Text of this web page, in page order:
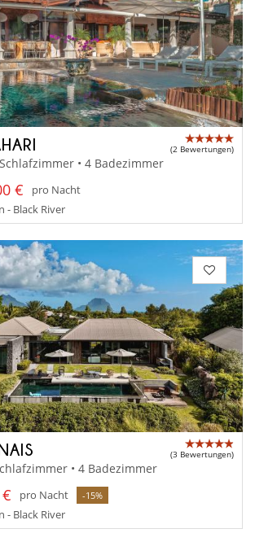
(2 Bewertungen)
• 4 Badezimmer
€
pro Nacht
- Black River
(3 Bewertungen)
• 4 Badezimmer
pro Nacht -15%
- Black River